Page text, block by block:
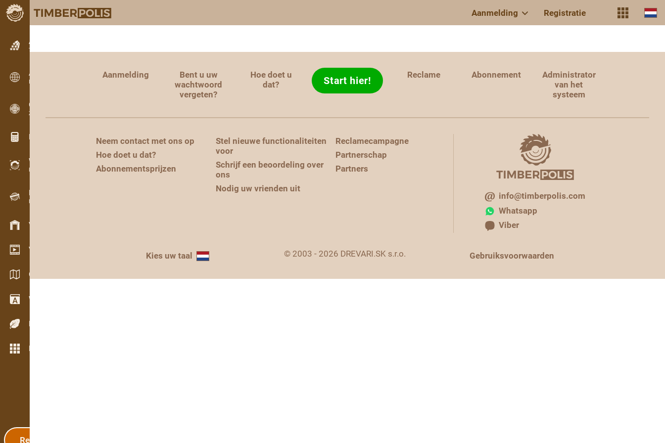
Aanmelding Registratie
Advertenties
Tekstadvertenties
Advertenties
Internationale advertenties
OPTI-TIMB
Zaagschema’s
Hout calculators
WoodProfi
Houtvolume met AI
Datalogger
Houtinventarisatie in het veld
Voorraadbeheer
Video showroom
Catalogi / Brochures
Woordenboek
Houtsoorten
Meer opties
Registratie
Aanmelding
Bent u uw
wachtwoord
vergeten?
Hoe doet u
dat?
Start hier! Reclame Abonnement
Administrator
van het
systeem
Neem contact met ons op
Hoe doet u dat?
Abonnementsprijzen
Stel nieuwe functionaliteiten
voor
Schrijf een beoordeling over
ons
Nodig uw vrienden uit
Reclamecampagne
Partnerschap
Partners
info@timberpolis.com
Whatsapp
Viber
Kies uw taal © 2003 - 2026 DREVARI.SK s.r.o. Gebruiksvoorwaarden